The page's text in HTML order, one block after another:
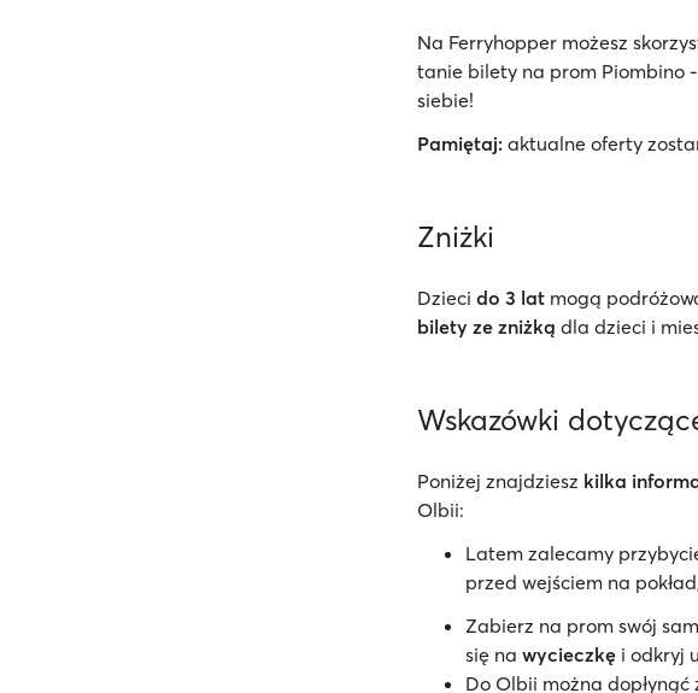
Na Ferryhopper możesz
tanie bilety na prom Piombino
siebie!
Pamiętaj: aktualne oferty
Zniżki
Dzieci do 3 lat mogą
bilety ze zniżką dla dzieci i
Wskazówki
Poniżej znajdziesz kilka
Olbii:
Latem zalecamy
przed wejściem na
Zabierz na prom swój
się na wycieczkę i odkryj
Do Olbii można